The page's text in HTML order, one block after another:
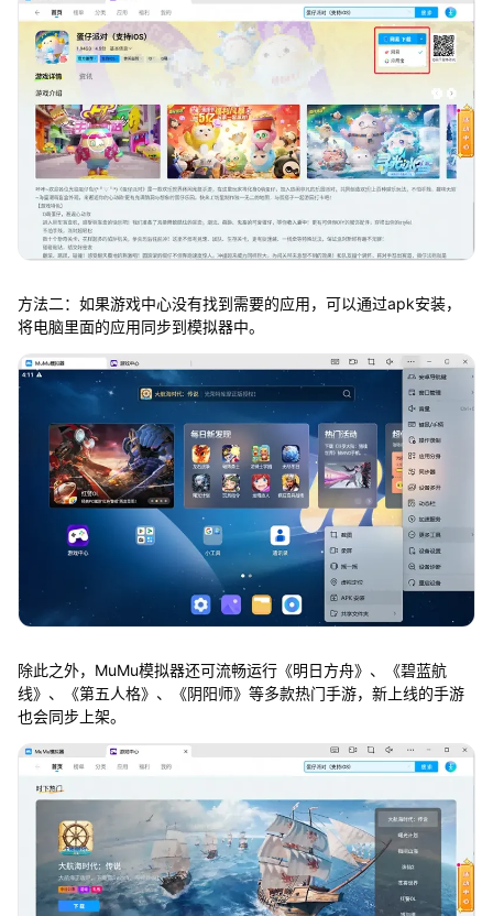
方法二：如果游戏中心没有找到需要的应用，可以通过apk安装，
将电脑里面的应用同步到模拟器中。
除此之外，MuMu模拟器还可流畅运行《明日方舟》、《碧蓝航
线》、《第五人格》、《阴阳师》等多款热门手游，新上线的手游
也会同步上架。